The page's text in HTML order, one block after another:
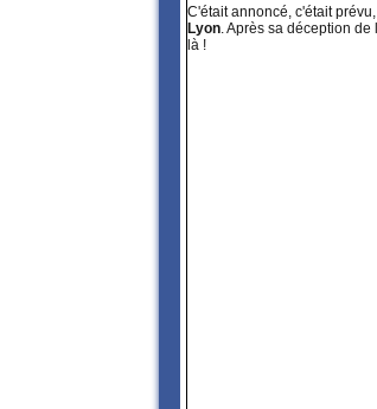
C'était annoncé, c'était
Lyon. Après sa déception
là !